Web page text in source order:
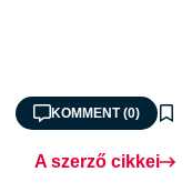
KOMMENT (0)
A szerző cikkei